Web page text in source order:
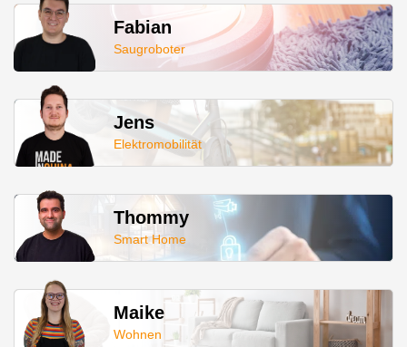
Fabian
Saugroboter
Jens
Elektromobilität
Thommy
Smart Home
Maike
Wohnen